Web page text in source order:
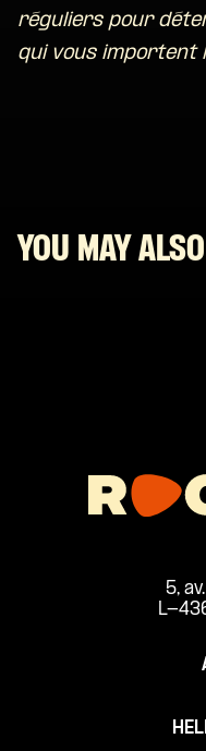
réguliers pour
qui vous importent
YOU MAY
5,
L-